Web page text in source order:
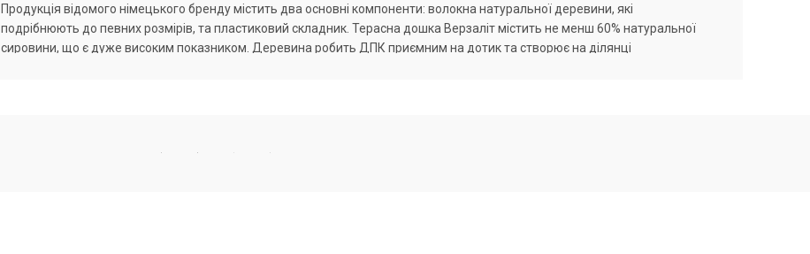
Продукція відомого німецького бренду містить два основні компоненти: волокна натуральної деревини, які
подрібнюють до певних розмірів, та пластиковий складник. Терасна дошка Верзаліт містить не менш 60% натуральної
сировини, що є дуже високим показником. Деревина робить ДПК приємним на дотик та створює на ділянці